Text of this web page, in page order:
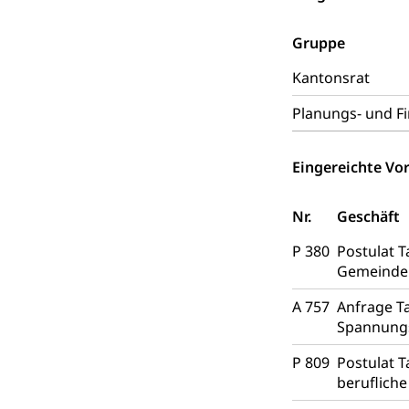
Gruppe
Kantonsrat
Planungs- und
Eingereichte
Nr. Geschäft
P 380 Postulat
A 757 Anfrage
P 809 Postulat
berufliche
zentras
Persönliches
Adoption
Adoptivkind,
Adoption
Amt für
Ausweise
Reisepass,